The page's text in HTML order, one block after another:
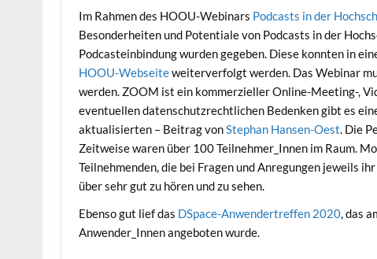
Im Rahmen des HOOU-Webinars Podcasts in der
Besonderheiten und Potentiale von Podcasts in der
Podcasteinbindung wurden gegeben. Diese konnten in
HOOU-Webseiteweiterverfolgt werden. Das Webinar
werden. ZOOM ist ein kommerzieller Online-Meeting-,
eventuellen datenschutzrechtlichen Bedenken gibt es
aktualisierten – Beitrag von Stephan Hansen-Oest . Die
Zeitweise waren über 100 Teilnehmer_Innen im Raum.
Teilnehmenden, die bei Fragen und Anregungen jeweils
über sehr gut zu hören und zu sehen.
Ebenso gut lief das DSpace-Anwendertreffen 2020, das
Anwender_Innen angeboten wurde.